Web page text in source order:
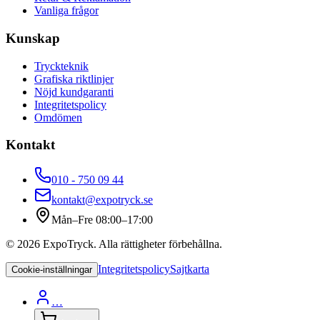
Vanliga frågor
Kunskap
Tryckteknik
Grafiska riktlinjer
Nöjd kundgaranti
Integritetspolicy
Omdömen
Kontakt
010 - 750 09 44
kontakt@expotryck.se
Mån–Fre 08:00–17:00
© 2026 ExpoTryck. Alla rättigheter förbehållna.
Cookie-inställningar IntegritetspolicySajtkarta
…